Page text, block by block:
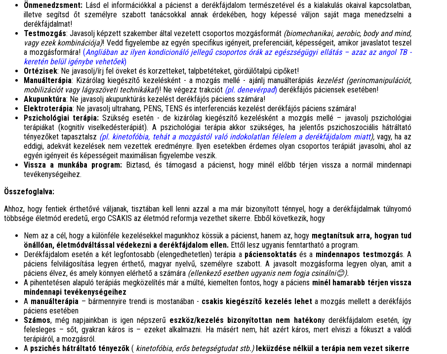
Önmenedzsment: Lásd el információkkal a pácienst a derékfájdalom természetével és a kialakulás okaival kapcsolatban,
illetve segítsd őt személyre szabott tanácsokkal annak érdekében, hogy képessé váljon saját maga menedzselni a
derékfájdalmat!
Testmozgás: Javasolj képzett szakember által vezetett csoportos mozgásformát (biomechanikai, aerobic, body and mind,
vagy ezek kombinációja)! Vedd figyelembe az egyén specifikus igényeit, preferenciáit, képességeit, amikor javaslatot teszel
a mozgásformára! (Angliában az ilyen kondicionáló jellegű csoportos órák az egészségügyi ellátás – azaz az angol TB -
keretén belül igénybe vehetőek)
Ortézisek: Ne javasolj/írj fel öveket és korzetteket, talpbetéteket, gördülőtalpú cipőket!
Manuálterápia: Kizárólag kiegészítő kezelésként - a mozgás mellé - ajánlj manuálterápiás kezelést (gerincmanipulációt,
mobilizációt vagy lágyszöveti technikákat)! Ne végezz trakciót (pl. denevérpad) derékfájós páciensek esetében!
Akupunktúra: Ne javasolj akupunktúrás kezelést derékfájós páciens számára!
Elektroterápia: Ne javasolj ultrahang, PENS, TENS és interferenciás kezelést derékfájós páciens számára!
Pszichológiai terápia:Szükség esetén - de kizárólag kiegészítő kezelésként a mozgás mellé – javasolj pszichológiai
terápiákat (kognitív viselkedésterápiát). A pszichológiai terápia akkor szükséges, ha jelentős pszichoszociális hátráltató
tényezőket tapasztalsz (pl. kinetofóbia, tehát a mozgástól való indokolatlan félelem a derékfájdalom miatt),vagy, ha az
eddigi, adekvát kezelések nem vezettek eredményre. Ilyen esetekben érdemes olyan csoportos terápiát javasolni, ahol az
egyén igényeit és képességeit maximálisan figyelembe veszik.
Vissza a munkába program: Biztasd, és támogasd a pácienst, hogy minél előbb térjen vissza a normál mindennapi
tevékenységeihez.
Összefoglalva:
Ahhoz, hogy fentiek érthetővé váljanak, tisztában kell lenni azzal a ma már bizonyított ténnyel, hogy a derékfájdalmak túlnyomó
többsége életmód eredetű, ergo CSAKIS az életmód reformja vezethet sikerre. Ebből következik, hogy
Nem az a cél, hogy a különféle kezelésekkel magunkhoz kössük a pácienst, hanem az, hogy megtanítsuk arra, hogyan tud
önállóan, életmódváltással védekezni a derékfájdalom ellen. Ettől lesz ugyanis fenntartható a program.
Derékfájdalom esetén a két legfontosabb (elengedhetetlen) terápia a páciensoktatás és a mindennapos testmozgás. A
páciens felvilágosítása legyen érthető, magyar nyelvű, személyre szabott. A javasolt mozgásforma legyen olyan, amit a
páciens élvez, és amely könnyen elérhető a számára (ellenkező esetben ugyanis nem fogja csinálni😊).
A pihentetésen alapuló terápiás megközelítés már a múlté, kiemelten fontos, hogy a páciens minél hamarabb térjen vissza
mindennapi tevékenységeihez
A manuálterápia – bármennyire trendi is mostanában - csakis kiegészítő kezelés leheta mozgás mellett a derékfájós
páciens esetében
Számos, még napjainkban is igen népszerű eszköz/kezelés bizonyítottan nem hatékony derékfájdalom esetén, így
felesleges – sőt, gyakran káros is – ezeket alkalmazni. Ha másért nem, hát azért káros, mert elviszi a fókuszt a valódi
terápiáról, a mozgásról.
A pszichés hátráltató tényezők ( kinetofóbia, erős betegségtudat stb.) leküzdése nélkül a terápia nem vezet sikerre